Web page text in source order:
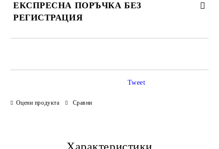
ЕКСПРЕСНА ПОРЪЧКА БЕЗ
РЕГИСТРАЦИЯ
Оцени продукта Сравни
Tweet